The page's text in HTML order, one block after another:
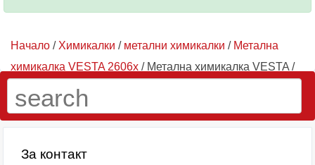
Начало / Химикалки / метални химикалки / Метална
химикалка VESTA 2606x / Метална химикалка VESTA /
Черна 26065
За контакт